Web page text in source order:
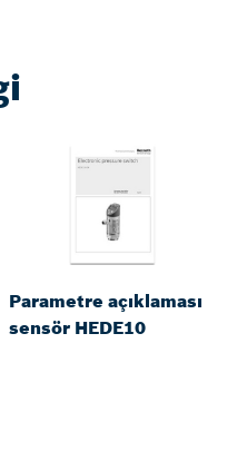
Parametre açıklaması
sensör HEDE10